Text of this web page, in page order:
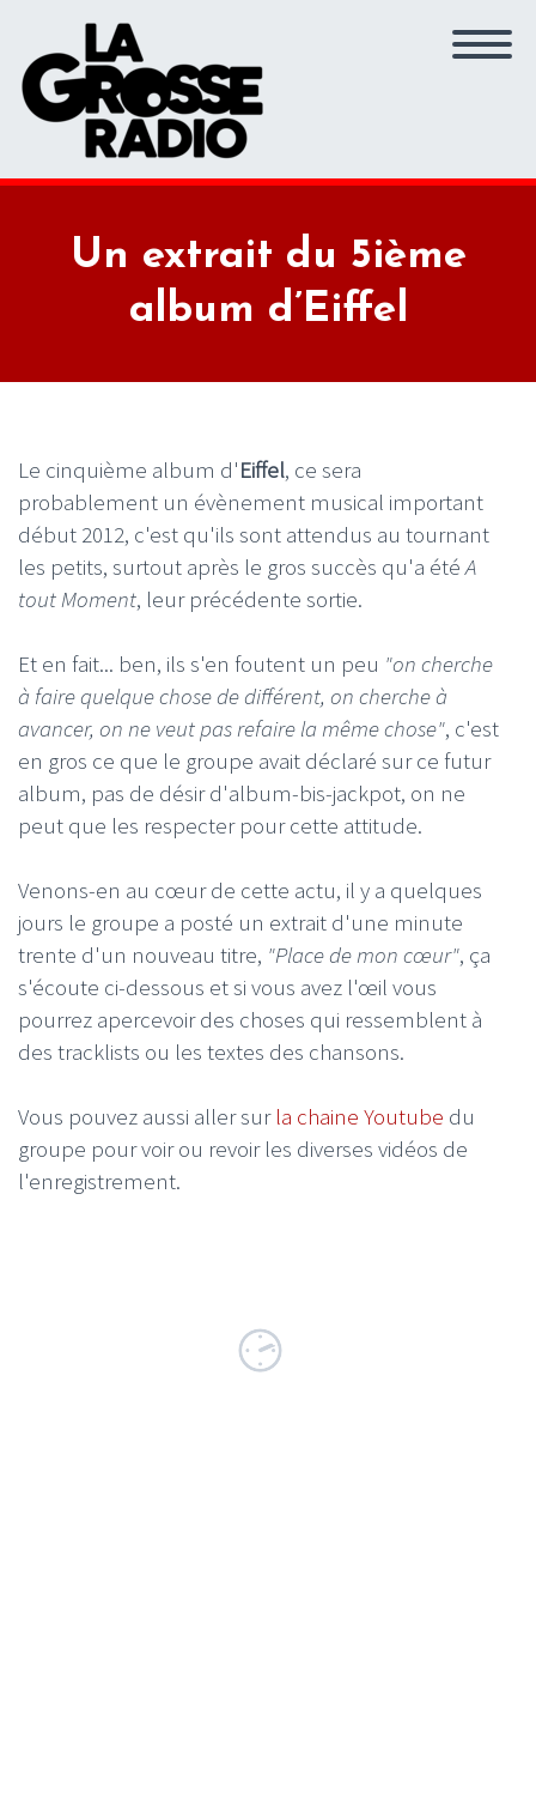
Un extrait du 5ième
album d’Eiffel
Le cinquième album d'Eiffel, ce sera
probablement un évènement musical important
début 2012, c'est qu'ils sont attendus au tournant
les petits, surtout après le gros succès qu'a étéA
tout Moment, leur précédente sortie.
Et en fait... ben, ils s'en foutent un peu "on cherche
à faire quelque chose de différent, on cherche à
avancer, on ne veut pas refaire la même chose", c'est
en gros ce que le groupe avait déclaré sur ce futur
album, pas de désir d'album-bis-jackpot, on ne
peut que les respecter pour cette attitude.
Venons-en au cœur de cette actu, il y a quelques
jours le groupe a posté un extrait d'une minute
trente d'un nouveau titre, "Place de mon cœur", ça
s'écoute ci-dessous et si vous avez l'œil vous
pourrez apercevoir des choses qui ressemblent à
des tracklists ou les textes des chansons.
Vous pouvez aussi aller sur la chaine Youtube du
groupe pour voir ou revoir les diverses vidéos de
l'enregistrement.